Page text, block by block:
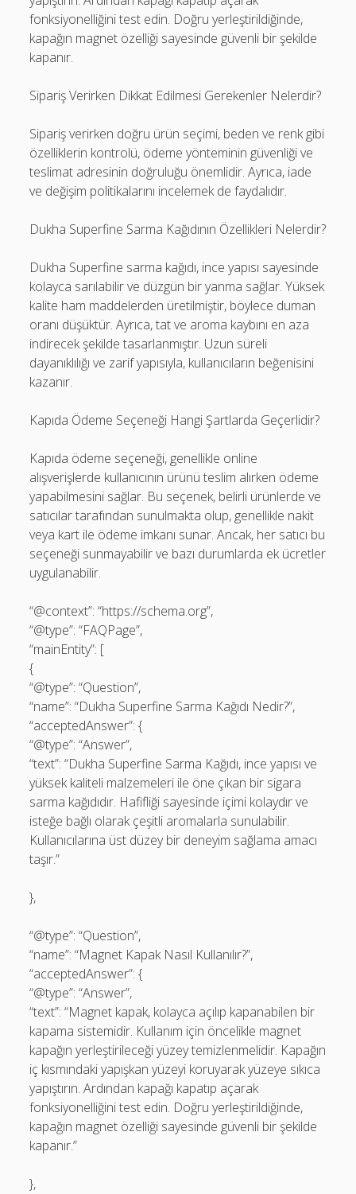
fonksiyonelliğini test edin. Doğru yerleştirildiğinde,
kapağın magnet özelliği sayesinde güvenli bir şekilde
kapanır.
Sipariş Verirken Dikkat Edilmesi Gerekenler Nelerdir?
Sipariş verirken doğru ürün seçimi, beden ve renk gibi
özelliklerin kontrolü, ödeme yönteminin güvenliği ve
teslimat adresinin doğruluğu önemlidir. Ayrıca, iade
ve değişim politikalarını incelemek de faydalıdır.
Dukha Superfine Sarma Kağıdının Özellikleri Nelerdir?
Dukha Superfine sarma kağıdı, ince yapısı sayesinde
kolayca sarılabilir ve düzgün bir yanma sağlar. Yüksek
kalite ham maddelerden üretilmiştir, böylece duman
oranı düşüktür. Ayrıca, tat ve aroma kaybını en aza
indirecek şekilde tasarlanmıştır. Uzun süreli
dayanıklılığı ve zarif yapısıyla, kullanıcıların beğenisini
kazanır.
Kapıda Ödeme Seçeneği Hangi Şartlarda Geçerlidir?
Kapıda ödeme seçeneği, genellikle online
alışverişlerde kullanıcının ürünü teslim alırken ödeme
yapabilmesini sağlar. Bu seçenek, belirli ürünlerde ve
satıcılar tarafından sunulmakta olup, genellikle nakit
veya kart ile ödeme imkanı sunar. Ancak, her satıcı bu
seçeneği sunmayabilir ve bazı durumlarda ek ücretler
uygulanabilir.
“@context”: “https://schema.org”,
“@type”: “FAQPage”,
“mainEntity”: [
{
“@type”: “Question”,
“name”: “Dukha Superfine Sarma Kağıdı Nedir?”,
“acceptedAnswer”: {
“@type”: “Answer”,
“text”: “Dukha Superfine Sarma Kağıdı, ince yapısı ve
yüksek kaliteli malzemeleri ile öne çıkan bir sigara
sarma kağıdıdır. Hafifliği sayesinde içimi kolaydır ve
isteğe bağlı olarak çeşitli aromalarla sunulabilir.
Kullanıcılarına üst düzey bir deneyim sağlama amacı
taşır.”
},
“@type”: “Question”,
“name”: “Magnet Kapak Nasıl Kullanılır?”,
“acceptedAnswer”: {
“@type”: “Answer”,
“text”: “Magnet kapak, kolayca açılıp kapanabilen bir
kapama sistemidir. Kullanım için öncelikle magnet
kapağın yerleştirileceği yüzey temizlenmelidir. Kapağın
iç kısmındaki yapışkan yüzeyi koruyarak yüzeye sıkıca
yapıştırın. Ardından kapağı kapatıp açarak
fonksiyonelliğini test edin. Doğru yerleştirildiğinde,
kapağın magnet özelliği sayesinde güvenli bir şekilde
kapanır.”
},